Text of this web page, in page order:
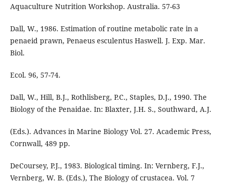
Aquaculture Nutrition Workshop. Australia. 57-63
Dall, W., 1986. Estimation of routine metabolic rate in a
penaeid prawn, Penaeus esculentus Haswell. J. Exp. Mar.
Biol.
Ecol. 96, 57-74.
Dall, W., Hill, B.J., Rothlisberg, P.C., Staples, D.J., 1990. The
Biology of the Penaidae. In: Blaxter, J.H. S., Southward, A.J.
(Eds.). Advances in Marine Biology Vol. 27. Academic Press,
Cornwall, 489 pp.
DeCoursey, P.J., 1983. Biological timing. In: Vernberg, F.J.,
Vernberg, W. B. (Eds.), The Biology of crustacea. Vol. 7